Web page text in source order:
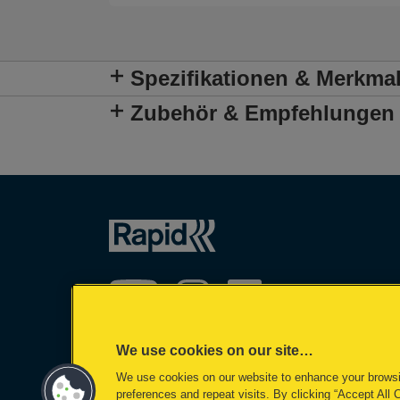
Spezifikationen &
Zubehör & Empfehlungen
©2026 ACCO Brands
We use cookies on our site…
We use cookies on our website to enhance your
preferences and repeat visits. By clicking “Accept All